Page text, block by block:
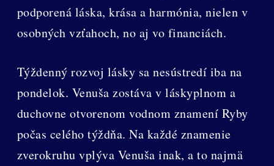
podporená láska, krása a harmónia, nielen v
osobných vzťahoch, no aj vo financiách.
Týždenný rozvoj lásky sa nesústredí iba na
pondelok. Venuša zostáva v láskyplnom a
duchovne otvorenom vodnom znamení Ryby
počas celého týždňa. Na každé znamenie
zverokruhu vplýva Venuša inak, a to najmä